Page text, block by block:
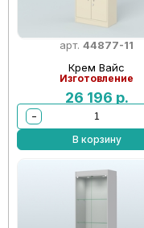
арт. 44877-11
Крем Вайс
Изготовление
26 196 р.
−
В корзину